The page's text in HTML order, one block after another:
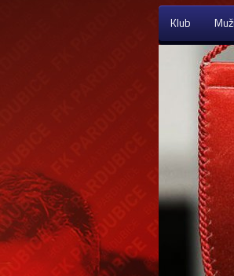
Klub Muži